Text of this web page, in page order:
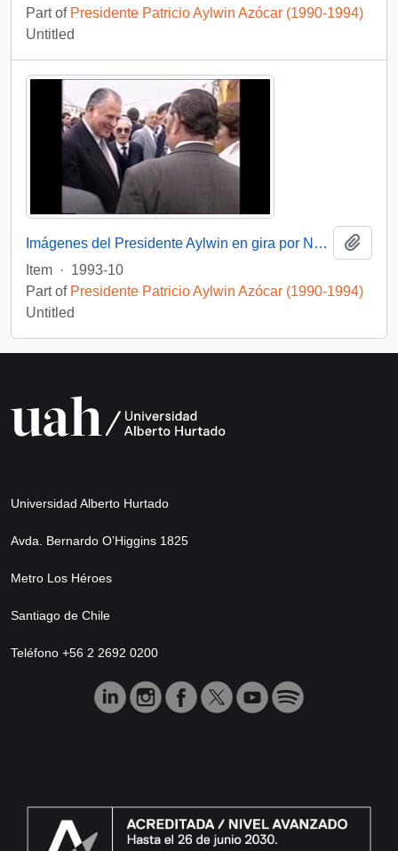
Part of Presidente Patricio Aylwin Azócar (1990-1994)
Untitled
Imágenes del Presidente Aylwin en gira por Nueva Zelanda: video
Item · 1993-10
Part of Presidente Patricio Aylwin Azócar (1990-1994)
Untitled
Universidad Alberto Hurtado
Avda. Bernardo O’Higgins 1825
Metro Los Héroes
Santiago de Chile
Teléfono +56 2 2692 0200